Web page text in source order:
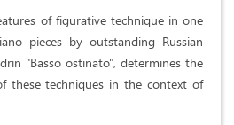
of figurative technique in one
pieces by outstanding Russian
"Basso ostinato", determines the
these techniques in the context of